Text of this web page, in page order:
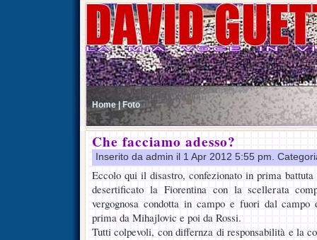
Home | Foto
Che facciamo adesso?
Inserito da admin il 1 Apr 2012 5:55 pm.
Eccolo qui il disastro, confezionato in prima
desertificato la Fiorentina con la scellerata
vergognosa condotta in campo e fuori dal
prima da Mihajlovic e poi da Rossi.
Tutti colpevoli, con differnza di responsabilità e la